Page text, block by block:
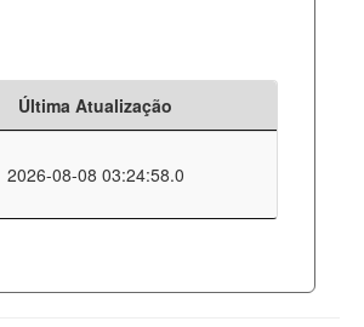
Última Atualização
2026-08-08 03:24:58.0